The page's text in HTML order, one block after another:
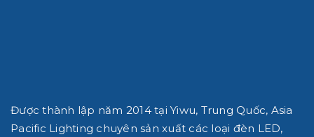
Được thành lập năm 2014 tại Yiwu, Trung Quốc, Asia
Pacific Lighting chuyên sản xuất các loại đèn LED,